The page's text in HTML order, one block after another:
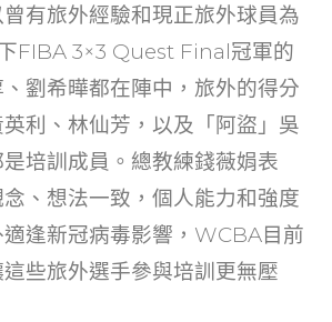
有旅外經驗和現正旅外球員為
FIBA 3×3 Quest Final冠軍的
劉希曄都在陣中，旅外的得分
利、林仙芳，以及「阿盜」吳
培訓成員。總教練錢薇娟表
、想法一致，個人能力和強度
逢新冠病毒影響，WCBA目前
些旅外選手參與培訓更無壓